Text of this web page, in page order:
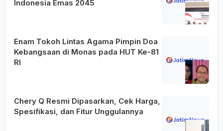
Indonesia Emas 2045
Enam Tokoh Lintas Agama Pimpin Doa
Kebangsaan di Monas pada HUT Ke-81
RI
Chery Q Resmi Dipasarkan, Cek Harga,
Spesifikasi, dan Fitur Unggulannya